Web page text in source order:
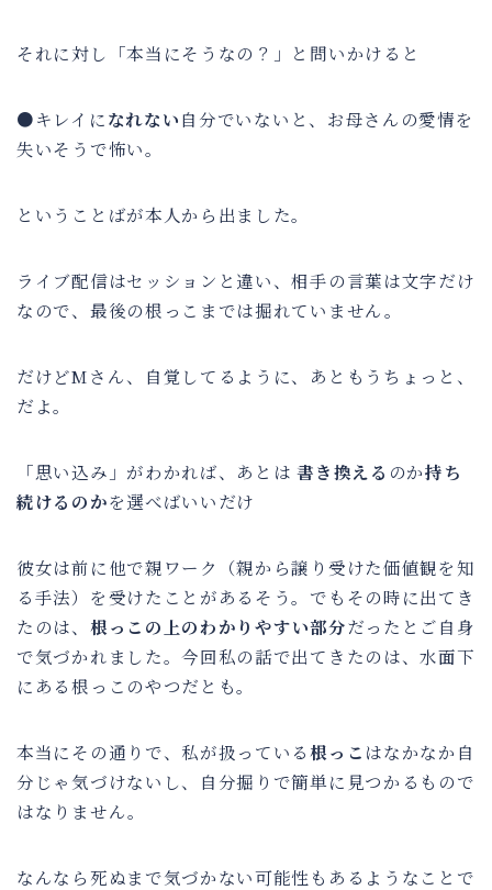
それに対し「本当にそうなの？」と問いかけると
●キレイになれない自分でいないと、お母さんの愛情を
失いそうで怖い。
ということばが本人から出ました。
ライブ配信はセッションと違い、相手の言葉は文字だけ
なので、最後の根っこまでは掘れていません。
だけどMさん、自覚してるように、あともうちょっと、
だよ。
「思い込み」がわかれば、あとは書き換える のか持ち
続けるのかを選べばいいだけ
彼女は前に他で親ワーク（親から譲り受けた価値観を知
る手法）を受けたことがあるそう。でもその時に出てき
たのは、 根っこの上のわかりやすい部分だったとご自身
で気づかれました。今回私の話で出てきたのは、水面下
にある根っこのやつだとも。
本当にその通りで、私が扱っている根っこ はなかなか自
分じゃ気づけないし、自分掘りで簡単に見つかるもので
はなりません。
なんなら死ぬまで気づかない可能性もあるようなことで